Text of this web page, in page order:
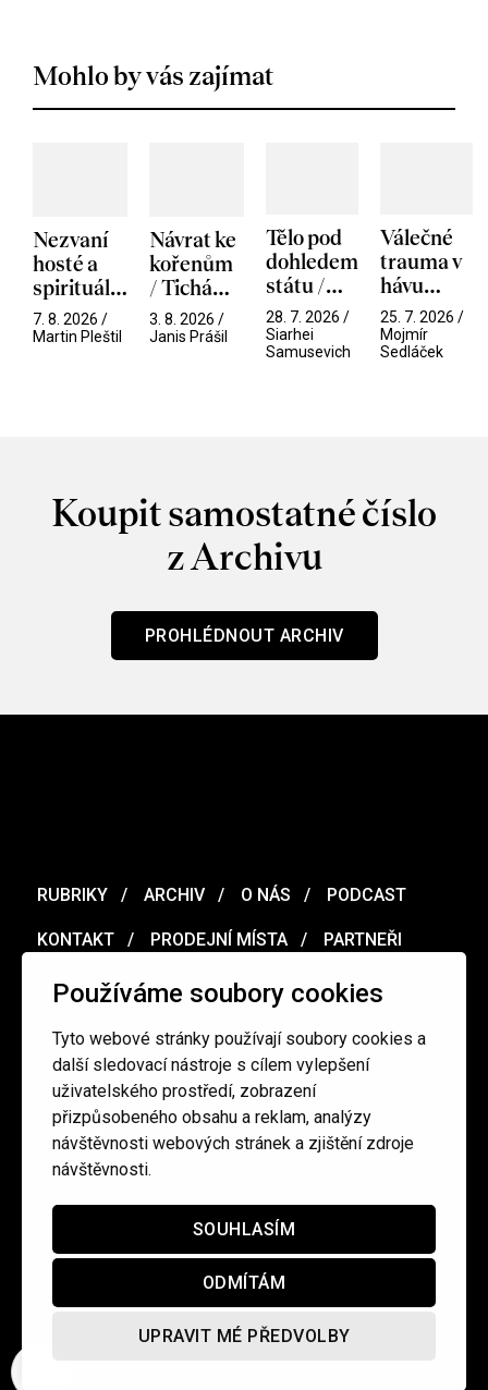
Používáme soubory cookies
Tyto webové stránky používají soubory cookies a
další sledovací nástroje s cílem vylepšení
uživatelského prostředí, zobrazení
přizpůsobeného obsahu a reklam, analýzy
návštěvnosti webových stránek a zjištění zdroje
návštěvnosti.
SOUHLASÍM
ODMÍTÁM
UPRAVIT MÉ PŘEDVOLBY
Mohlo by vás zajímat
Nezvaní
hosté a
spirituální
narušitelé
z vesmíru
7. 8. 2026 /
Martin Pleštil
Návrat ke
kořenům
/ Tichá
přítelkyně
3. 8. 2026 /
Janis Prášil
Tělo pod
dohledem
státu /
Pramen
28. 7. 2026 /
Siarhei
Samusevich
Válečné
trauma v
hávu
spektáklu
/ Odyssea
25. 7. 2026 /
Mojmír
Sedláček
Koupit samostatné číslo
z Archivu
PROHLÉDNOUT ARCHIV
RUBRIKY ARCHIV O NÁS PODCAST
KONTAKT PRODEJNÍ MÍSTA PARTNEŘI
MERCH VOUCHER
Ochrana osobních údajů / Obchodní podmínky
redakce@cinepur.cz